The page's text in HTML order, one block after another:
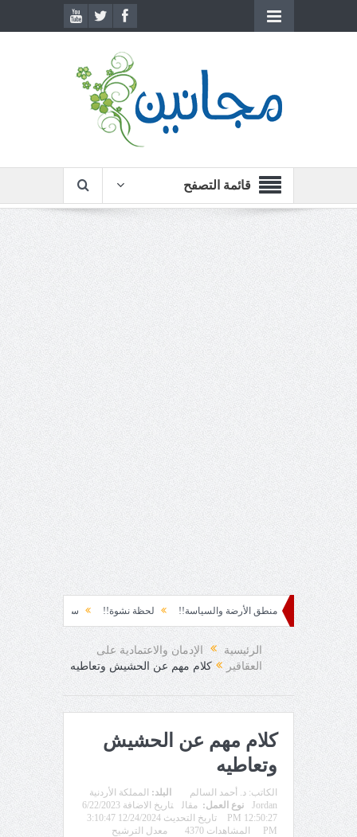
قائمة التصفح
منطق الأرضة والسياسة!! لحظة نشوة!! سياسة!! تاج الهرمية!!
الرئيسية
الإدمان والاعتمادية على
العقاقير
كلام مهم عن الحشيش وتعاطيه
كلام مهم عن الحشيش
وتعاطيه
الكاتب: د. أحمد السالم البلد: المملكة الأردنية
Jordan
نوع العمل: مقال
تاريخ الاضافة 6/22/2023
12:50:27 PM
تاريخ التحديث 12/24/2024 3:10:47
PM
المشاهدات 4370 معدل الترشيح